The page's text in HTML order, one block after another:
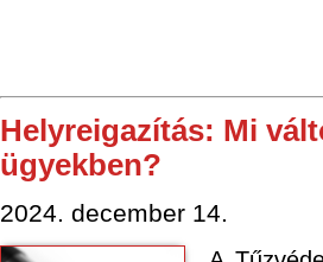
Helyreigazítás: Mi
ügyekben?
2024. december 14.